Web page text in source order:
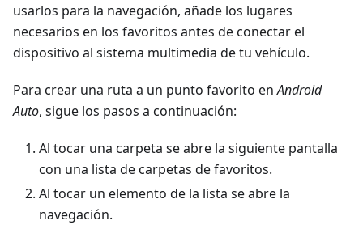
usarlos para la navegación, añade los lugares
necesarios en los favoritos antes de conectar el
dispositivo al sistema multimedia de tu vehículo.
Para crear una ruta a un punto favorito enAndroid
Auto, sigue los pasos a continuación:
Al tocar una carpeta se abre la siguiente pantalla
con una lista de carpetas de favoritos.
Al tocar un elemento de la lista se abre la
navegación.